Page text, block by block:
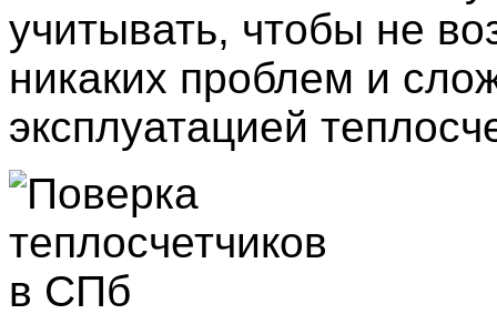
учитывать, чтобы не
никаких проблем и
эксплуатацией